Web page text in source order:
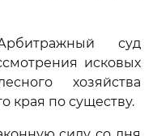
суд
исковых
хозяйства
края по существу.